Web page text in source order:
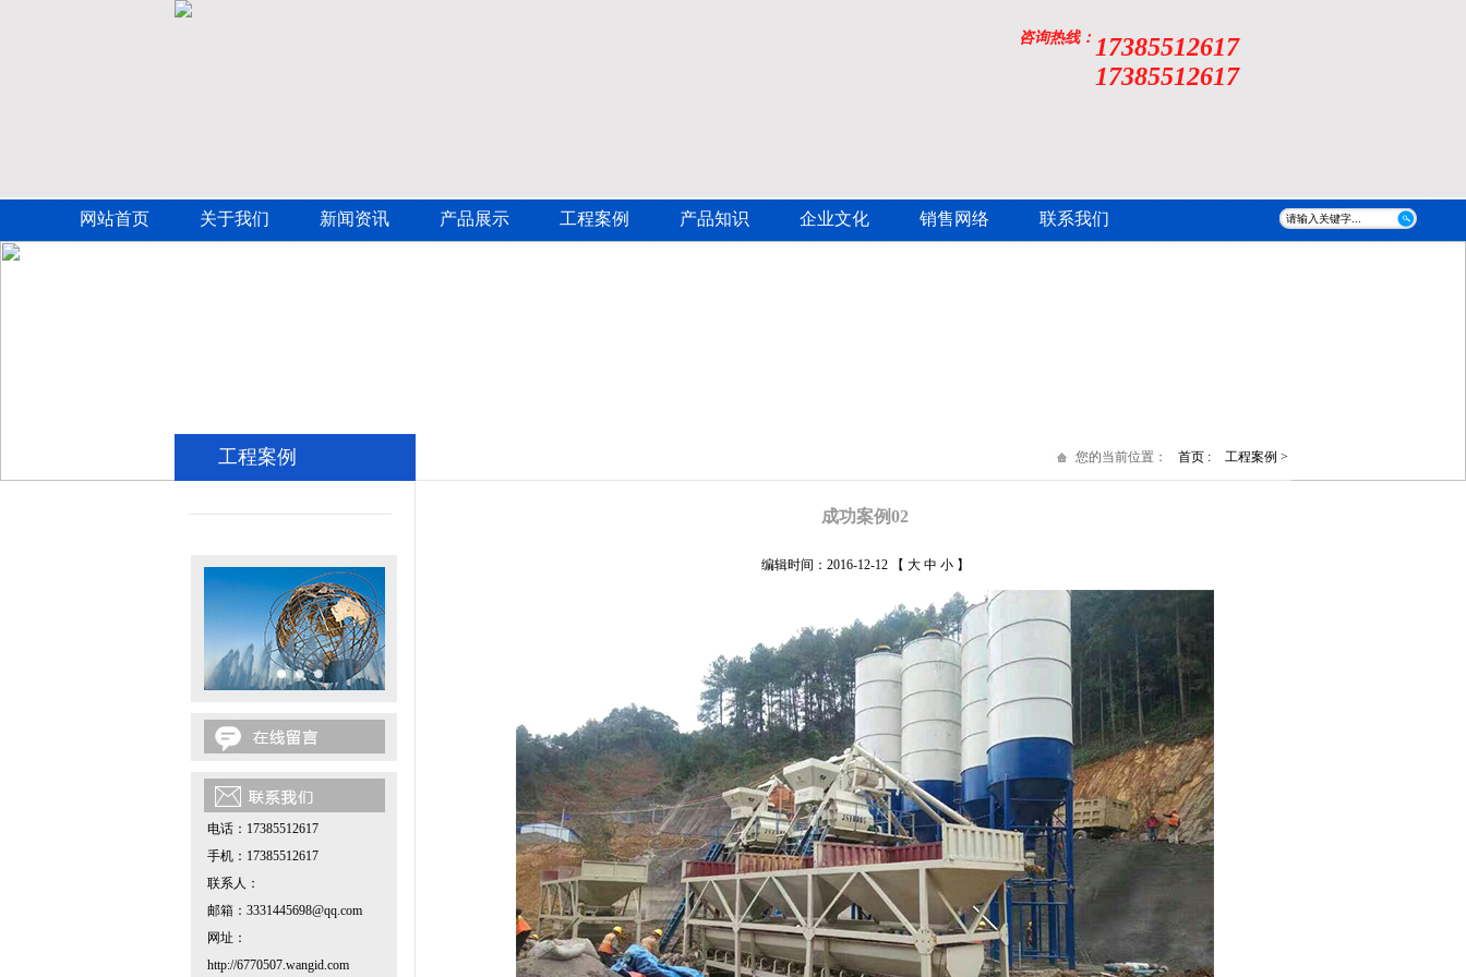
咨询热线： 17385512617
17385512617
网站首页 关于我们 新闻资讯 产品展示 工程案例 产品知识 企业文化 销售网络 联系我们
工程案例 您的当前位置： 首页 : 工程案例 >
电话：17385512617
手机：17385512617
联系人：
邮箱：3331445698@qq.com
网址：
http://6770507.wangid.com
成功案例02
编辑时间：2016-12-12 【 大 中 小】